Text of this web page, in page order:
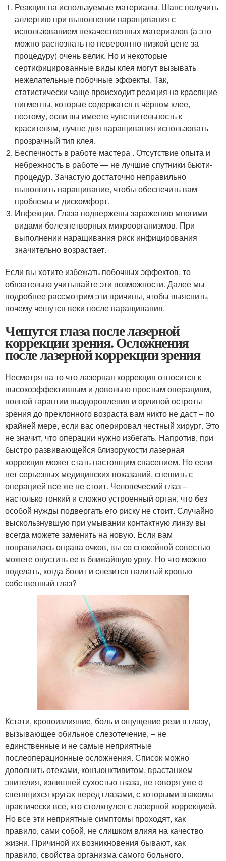
Реакция на используемые материалы. Шанс получить
аллергию при выполнении наращивания с
использованием некачественных материалов (а это
можно распознать по невероятно низкой цене за
процедуру) очень велик. Но и некоторые
сертифицированные виды клея могут вызывать
нежелательные побочные эффекты. Так,
статистически чаще происходит реакция на красящие
пигменты, которые содержатся в чёрном клее,
поэтому, если вы имеете чувствительность к
красителям, лучше для наращивания использовать
прозрачный тип клея.
Беспечность в работе мастера . Отсутствие опыта и
небрежность в работе — не лучшие спутники бьюти-
процедур. Зачастую достаточно неправильно
выполнить наращивание, чтобы обеспечить вам
проблемы и дискомфорт.
Инфекции. Глаза подвержены заражению многими
видами болезнетворных микроорганизмов. При
выполнении наращивания риск инфицирования
значительно возрастает.
Если вы хотите избежать побочных эффектов, то
обязательно учитывайте эти возможности. Далее мы
подробнее рассмотрим эти причины, чтобы выяснить,
почему чешутся веки после наращивания.
Чешутся глаза после лазерной
коррекции зрения. Осложнения
после лазерной коррекции зрения
Несмотря на то что лазерная коррекция относится к
высокоэффективным и довольно простым операциям,
полной гарантии выздоровления и орлиной остроты
зрения до преклонного возраста вам никто не даст – по
крайней мере, если вас оперировал честный хирург. Это
не значит, что операции нужно избегать. Напротив, при
быстро развивающейся близорукости лазерная
коррекция может стать настоящим спасением. Но если
нет серьезных медицинских показаний, спешить с
операцией все же не стоит. Человеческий глаз –
настолько тонкий и сложно устроенный орган, что без
особой нужды подвергать его риску не стоит. Случайно
выскользнувшую при умывании контактную линзу вы
всегда можете заменить на новую. Если вам
понравилась оправа очков, вы со спокойной совестью
можете опустить ее в ближайшую урну. Но что можно
поделать, когда болит и слезится налитый кровью
собственный глаз?
Кстати, кровоизлияние, боль и ощущение рези в глазу,
вызывающее обильное слезотечение, – не
единственные и не самые неприятные
послеоперационные осложнения. Список можно
дополнить отеками, конъюнктивитом, врастанием
эпителия, излишней сухостью глаза, не говоря уже о
светящихся кругах перед глазами, с которыми знакомы
практически все, кто столкнулся с лазерной коррекцией.
Но все эти неприятные симптомы проходят, как
правило, сами собой, не слишком влияя на качество
жизни. Причиной их возникновения бывают, как
правило, свойства организма самого больного.